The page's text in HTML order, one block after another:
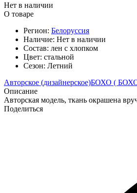
Нет в наличии
О товаре
Регион: Белоруссия
Наличие: Нет в наличии
Состав: лен с хлопком
Цвет: стальной
Сезон: Летний
Авторское (дизайнерское)БОХО ( БОХО
Описание
Авторская модель, ткань окрашена
Поделиться